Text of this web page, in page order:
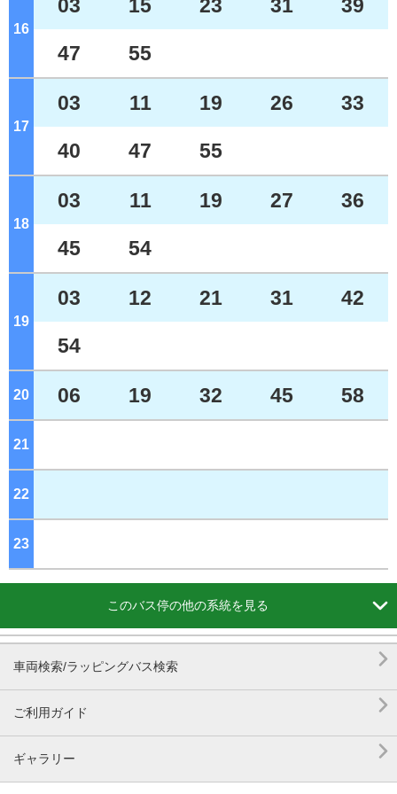
16 ジ
03 15 23 31 39
47 55
17 ジ
03 11 19 26 33
40 47 55
18 ジ
03 11 19 27 36
45 54
19 ジ
03 12 21 31 42
54
20 06 19 32 45 58
21
22
23
このバス停の他の系統を見る 
車両検索/ラッピングバス検索 
ご利用ガイド 
ギャラリー 